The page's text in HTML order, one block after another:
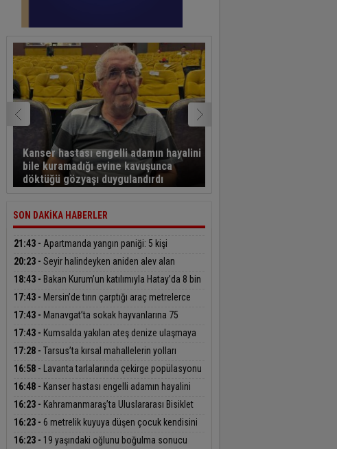
Kanser hastası engelli adamın hayalini
bile kuramadığı evine kavuşunca
döktüğü gözyaşı duygulandırdı
SON DAKİKA HABERLER
21:43 - Apartmanda yangın paniği: 5 kişi
dumandan etkilendi
20:23 - Seyir halindeyken aniden alev alan
otomobildeki 4 kişi yaralandı
18:43 - Bakan Kurum’un katılımıyla Hatay’da 8 bin
500 hak sahibinin konutu belirlendi
17:43 - Mersin’de tırın çarptığı araç metrelerce
sürüklendi
17:43 - Manavgat’ta sokak hayvanlarına 75
dönümlük yaşam alanı
17:43 - Kumsalda yakılan ateş denize ulaşmaya
çalışan yavru carettayı yakıp telef etti
17:28 - Tarsus’ta kırsal mahallelerin yolları
parkeyle yenileniyor
16:58 -
Lavanta tarlalarında çekirge popülasyonu
incelendi
16:48 - Kanser hastası engelli adamın hayalini
bile kuramadığı evine kavuşunca döktüğü gözyaşı
duygulandırdı
16:23 - Kahramanmaraş’ta Uluslararası Bisiklet
Turnuvası tamamlandı
16:23 - 6 metrelik kuyuya düşen çocuk kendisini
kurtaran kahramanıyla buluştu
16:23 - 19 yaşındaki oğlunu boğulma sonucu